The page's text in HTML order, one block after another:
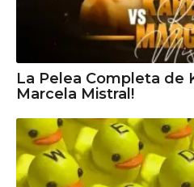
La Pelea Completa de
Marcela Mistral!